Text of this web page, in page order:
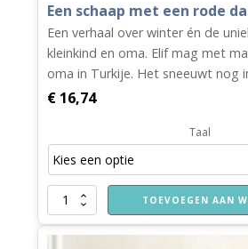
Een schaap met een rode
Een verhaal over winter én de
kleinkind en oma. Elif mag met
oma in Turkije. Het sneeuwt nog
€ 16,74
Taal
Een
schaap
met
TOEVOEGEN AAN